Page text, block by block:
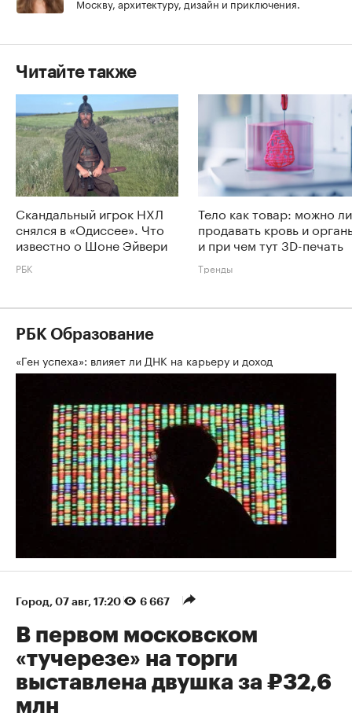
Москву, архитектуру, дизайн и приключения.
Читайте также
Скандальный игрок НХЛ
снялся в «Одиссее». Что
известно о Шоне Эйвери
РБК
Тело как товар: можно ли
продавать кровь и
и при чем тут 3D-печать
Тренды
РБК Образование
«Ген успеха»: влияет ли ДНК на карьеру и доход
Город⁠, 07 авг, 17:20 6 667
В первом московском
«тучерезе» на торги
выставлена двушка за ₽32,6
млн